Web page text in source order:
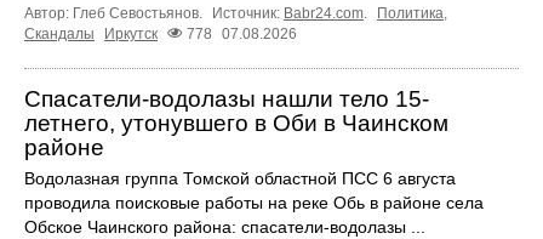
Автор: Глеб Севостьянов. Источник: Babr24.com. Политика,
Скандалы
Иркутск 778 07.08.2026
Спасатели-водолазы нашли тело 15-
летнего, утонувшего в Оби в Чаинском
районе
Водолазная группа Томской областной ПСС 6 августа
проводила поисковые работы на реке Обь в районе села
Обское Чаинского района: спасатели-водолазы ...